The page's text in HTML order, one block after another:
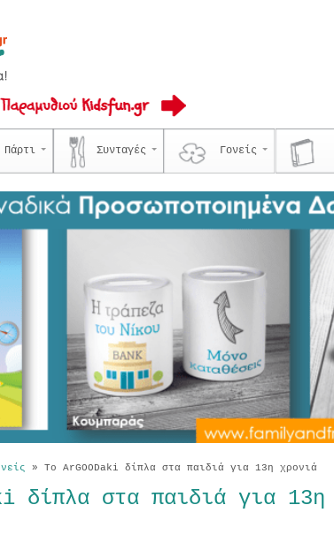
Πάρτι Συνταγές Γονείς
» Το ArGOODaki δίπλα στα παιδιά για 13η χρονιά
δίπλα στα παιδιά για 13η